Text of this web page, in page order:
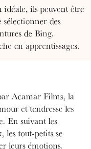
idéale, ils peuvent être
des
de Bing.
en apprentissages.
Acamar Films, la
et tendresse les
En suivant les
les tout-petits se
leurs émotions.